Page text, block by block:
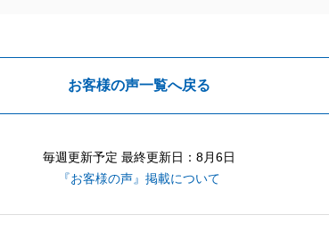
お客様の声一覧へ戻る
毎週更新予定 最終更新日：8月6日
『お客様の声』掲載について